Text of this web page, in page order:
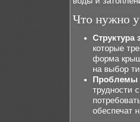
Что нужно
Структура
которые
форма
на выбор
Проблемы
трудности
обеспечат